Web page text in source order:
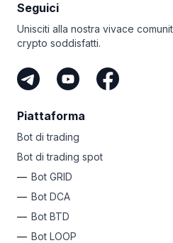
l’eccellenza ti assicurano di
gestire i tuoi fondi crypto con
Seguici
Unisciti alla nostra vivace
crypto soddisfatti.
Piattaforma
Bot di trading
Bot di trading spot
Bot GRID
Bot DCA
Bot BTD
Bot LOOP